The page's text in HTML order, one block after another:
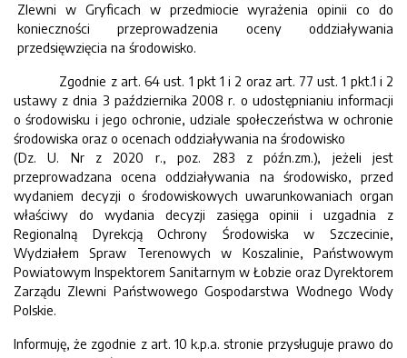
Zlewni w Gryficach w przedmiocie wyrażenia opinii co do
konieczności przeprowadzenia oceny oddziaływania
przedsięwzięcia na środowisko.
Zgodnie z art. 64 ust. 1 pkt 1 i 2 oraz art. 77 ust. 1 pkt.1 i 2
ustawy z dnia 3 października 2008 r. o udostępnianiu informacji
o środowisku i jego ochronie, udziale społeczeństwa w ochronie
środowiska oraz o ocenach oddziaływania na środowisko
(Dz. U. Nr z 2020 r., poz. 283 z późn.zm.), jeżeli jest
przeprowadzana ocena oddziaływania na środowisko, przed
wydaniem decyzji o środowiskowych uwarunkowaniach organ
właściwy do wydania decyzji zasięga opinii i uzgadnia z
Regionalną Dyrekcją Ochrony Środowiska w Szczecinie,
Wydziałem Spraw Terenowych w Koszalinie, Państwowym
Powiatowym Inspektorem Sanitarnym w Łobzie oraz Dyrektorem
Zarządu Zlewni Państwowego Gospodarstwa Wodnego Wody
Polskie.
Informuję, że zgodnie z art. 10 k.p.a. stronie przysługuje prawo do